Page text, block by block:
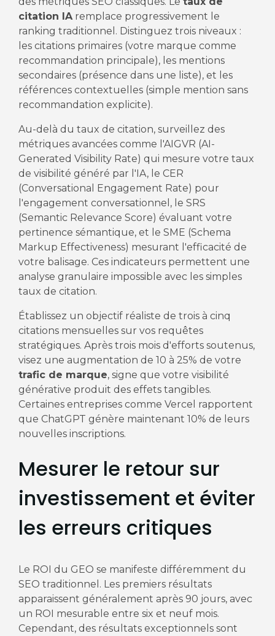
citation IAremplace progressivement le
ranking traditionnel. Distinguez trois niveaux :
les citations primaires (votre marque comme
recommandation principale), les mentions
secondaires (présence dans une liste), et les
références contextuelles (simple mention sans
recommandation explicite).
Au-delà du taux de citation, surveillez des
métriques avancées comme l'AIGVR (AI-
Generated Visibility Rate) qui mesure votre taux
de visibilité généré par l'IA, le CER
(Conversational Engagement Rate) pour
l'engagement conversationnel, le SRS
(Semantic Relevance Score) évaluant votre
pertinence sémantique, et le SME (Schema
Markup Effectiveness) mesurant l'efficacité de
votre balisage. Ces indicateurs permettent une
analyse granulaire impossible avec les simples
taux de citation.
Établissez un objectif réaliste de trois à cinq
citations mensuelles sur vos requêtes
stratégiques. Après trois mois d'efforts soutenus,
visez une augmentation de 10 à 25% de votre
trafic de marque, signe que votre visibilité
générative produit des effets tangibles.
Certaines entreprises comme Vercel rapportent
que ChatGPT génère maintenant 10% de leurs
nouvelles inscriptions.
Mesurer le retour sur
investissement et éviter
les erreurs critiques
Le ROI du GEO se manifeste différemment du
SEO traditionnel. Les premiers résultats
apparaissent généralement après 90 jours, avec
un ROI mesurable entre six et neuf mois.
Cependant, des résultats exceptionnels sont